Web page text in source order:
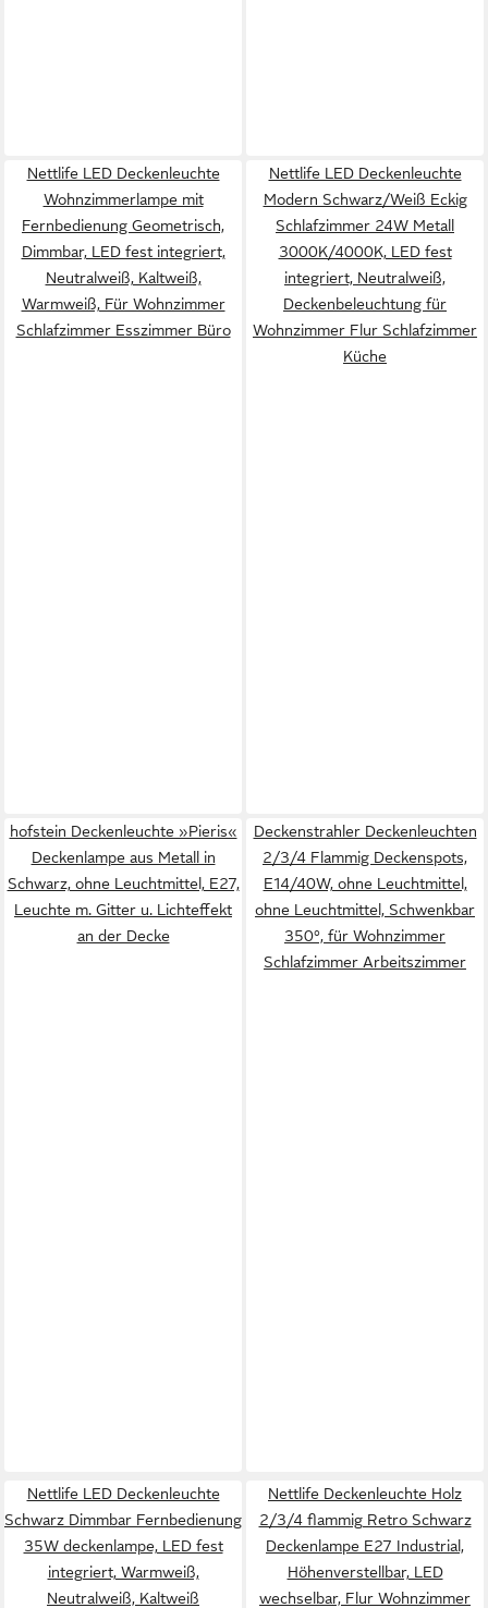
Nettlife LED Deckenleuchte
Wohnzimmerlampe mit
Fernbedienung Geometrisch,
Dimmbar, LED fest integriert,
Neutralweiß, Kaltweiß,
Warmweiß, Für Wohnzimmer
Schlafzimmer Esszimmer Büro
Nettlife LED Deckenleuchte
Modern Schwarz/Weiß Eckig
Schlafzimmer 24W Metall
3000K/4000K, LED fest
integriert, Neutralweiß,
Deckenbeleuchtung für
Wohnzimmer Flur Schlafzimmer
Küche
hofstein Deckenleuchte »Pieris«
Deckenlampe aus Metall in
Schwarz, ohne Leuchtmittel, E27,
Leuchte m. Gitter u. Lichteffekt
an der Decke
Deckenstrahler Deckenleuchten
2/3/4 Flammig Deckenspots,
E14/40W, ohne Leuchtmittel,
ohne Leuchtmittel, Schwenkbar
350°, für Wohnzimmer
Schlafzimmer Arbeitszimmer
Nettlife LED Deckenleuchte
Schwarz Dimmbar Fernbedienung
35W deckenlampe, LED fest
integriert, Warmweiß,
Neutralweiß, Kaltweiß
Nettlife Deckenleuchte Holz
2/3/4 flammig Retro Schwarz
Deckenlampe E27 Industrial,
Höhenverstellbar, LED
wechselbar, Flur Wohnzimmer